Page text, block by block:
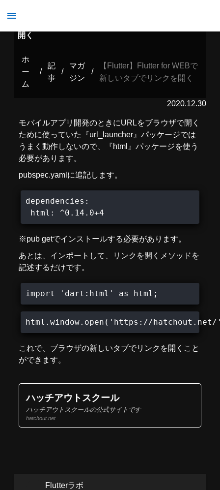
開く
ホ
ー
ム
/
記
事
/
マガ
ジン
/
【Flutter】Flutter for WEBで
新しいタブでリンクを開く
2020.12.30
モバイルアプリ開発のときにURLをブラウザで開く
ために使っていた『url_launcher』パッケージでは
うまく動作しないので、『html』パッケージを使う
必要があります。
pubspec.yamlに追記します。
dependencies:
html: ^0.14.0+4
※pub getでインストールする必要があります。
あとは、インポートして、リンクを開くメソッドを
記述するだけです。
import 'dart:html' as html;
html.window.open('https://
これで、ブラウザの新しいタブでリンクを開くこと
ができます。
ハッチアウトスクール
ハッチアウトスクールの公式サイトです
hatchout.net
Flutterラボ